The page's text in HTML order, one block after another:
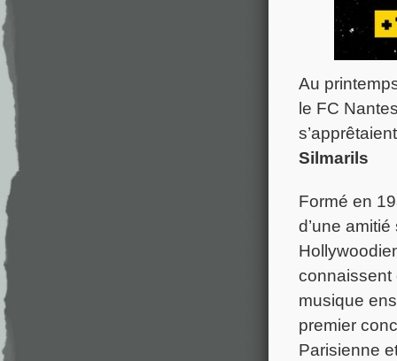
Au
le FC
Silmarils
Formé en
d’une
connaissent
musique
premier
Parisienne